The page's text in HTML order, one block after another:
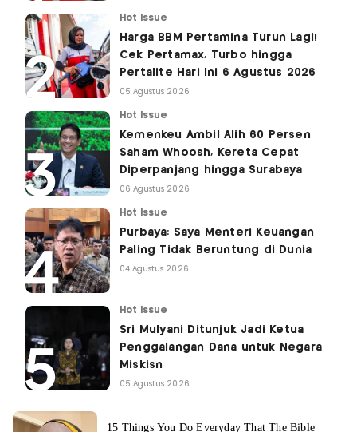
Hot Issue
Harga BBM Pertamina Turun Lagi!
Cek Pertamax, Turbo hingga
Pertalite Hari Ini 6 Agustus 2026
05 Agustus 2026
Hot Issue
Kemenkeu Ambil Alih 60 Persen
Saham Whoosh, Kereta Cepat
Diperpanjang hingga Surabaya
06 Agustus 2026
Hot Issue
Purbaya: Saya Menteri Keuangan
Paling Tidak Beruntung di Dunia
04 Agustus 2026
Hot Issue
Sri Mulyani Ditunjuk Jadi Ketua
Penggalangan Dana untuk Negara
Miskisn
05 Agustus 2026